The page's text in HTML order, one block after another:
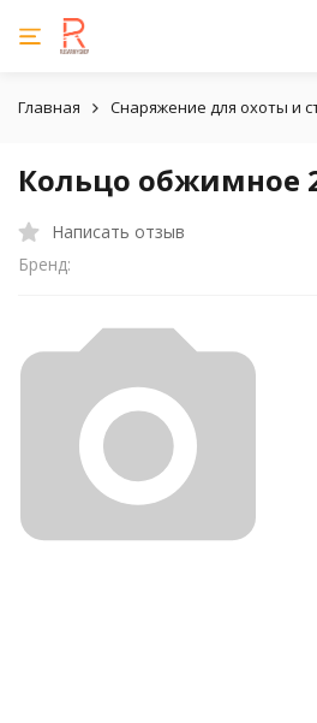
Главная Снаряжение для охоты и
Кольцо обжимное
Написать отзыв
Бренд: